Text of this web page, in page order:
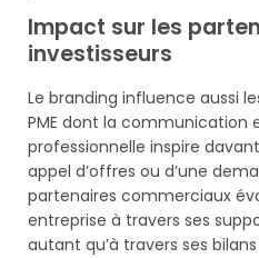
Impact sur les
investisseurs
Le branding influence aussi
PME dont la communication
professionnelle inspire
appel d’offres ou d’une
partenaires commerciaux
entreprise à travers ses
autant qu’à travers ses